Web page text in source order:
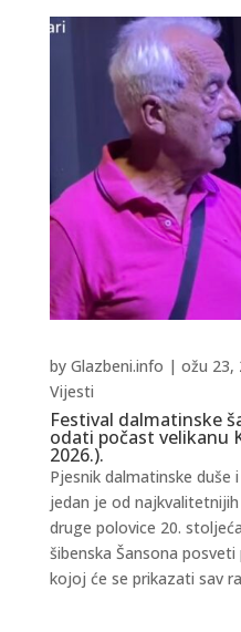
Festival dalmatinske
odati počast velikanu
2026.).
by Glazbeni.info | ožu 23,
Vijesti
Pjesnik dalmatinske duše
jedan je od
druge polovice 20.
šibenska Šansona
kojoj će se prikazati sav